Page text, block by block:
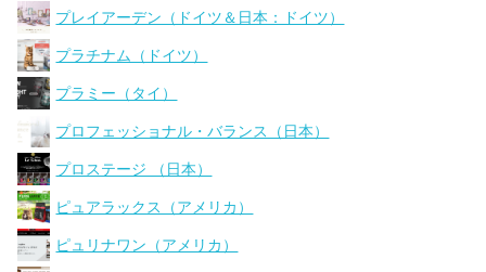
プレイアーデン（ドイツ＆日本：ドイツ）
プラチナム（ドイツ）
プラミー（タイ）
プロフェッショナル・バランス（日本）
プロステージ （日本）
ピュアラックス（アメリカ）
ピュリナワン（アメリカ）